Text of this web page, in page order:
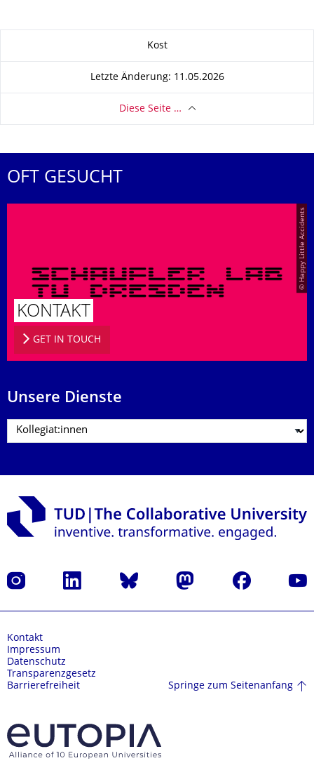
Kost
Letzte Änderung: 11.05.2026
Diese Seite …
OFT GESUCHT
© Happy Little Accidents
KONTAKT
GET IN TOUCH
Unsere Dienste
Instagram LinkedIn Bluesky Mastodon Facebook
Kontakt
Impressum
Datenschutz
Transparenzgesetz
Barrierefreiheit
Springe zum Seitenanfang